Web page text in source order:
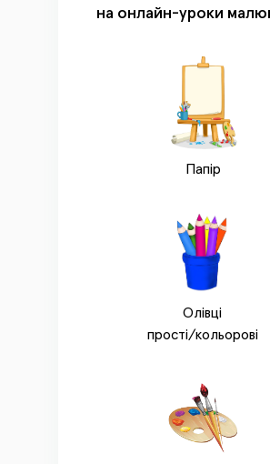
Папір
Олівці
прості/кольорові
на онлайн-уроки